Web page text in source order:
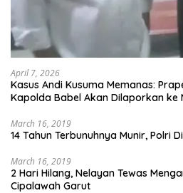
April 7, 2026
Kasus Andi Kusuma Memanas:
Kapolda Babel Akan Dilaporkan ke
March 16, 2019
14 Tahun Terbunuhnya Munir, Polri
March 16, 2019
2 Hari Hilang, Nelayan Tewas
Cipalawah Garut